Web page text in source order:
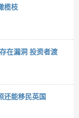
榄枝
在漏洞 投资者渡
还能移民英国